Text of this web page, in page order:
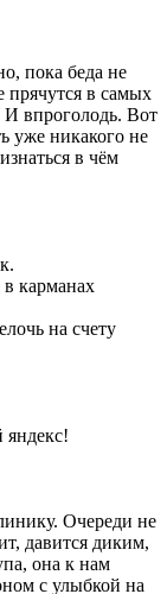
пока беда не
прячутся в самых
И впроголодь. Вот
уже никакого не
в чём
карманах
на счету
Очереди не
давится диким,
она к нам
с улыбкой на